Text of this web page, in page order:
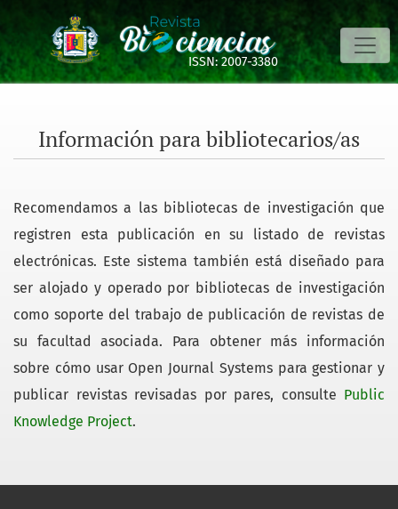
Información para bibliotecarios/as
ISSN: 2007-3380
Información para bibliotecarios/as
Recomendamos a las bibliotecas de investigación que
registren esta publicación en su listado de revistas
electrónicas. Este sistema también está diseñado para
ser alojado y operado por bibliotecas de investigación
como soporte del trabajo de publicación de revistas de
su facultad asociada. Para obtener más información
sobre cómo usar Open Journal Systems para gestionar y
publicar revistas revisadas por pares, consulte Public
Knowledge Project.